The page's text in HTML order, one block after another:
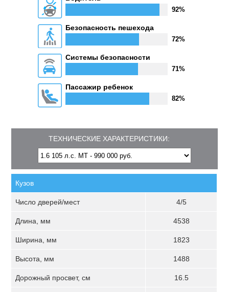
92%
Безопасность пешехода
72%
Системы безопасности
71%
Пассажир ребенок
82%
ТЕХНИЧЕСКИЕ ХАРАКТЕРИСТИКИ:
Кузов
Число дверей/мест 4/5
Длина, мм 4538
Ширина, мм 1823
Высота, мм 1488
Дорожный просвет, см 16.5